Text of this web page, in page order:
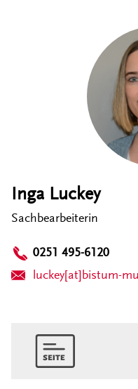
Inga Luckey
Sachbearbeiterin
0251 495-6120
luckey[at]bistum-